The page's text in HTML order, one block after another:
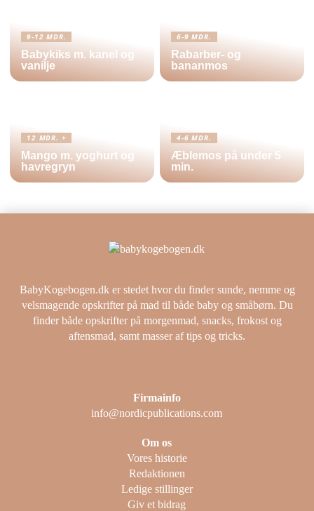
9-12 MDR.
Babykiks m. kanel og
vanilje
6-9 MDR.
Rabarber- og
bananmos
12 MDR. +
Mango m. yoghurt og
havregryn
4-6 MDR.
Æblemos på under 5
min.
BabyKogebogen.dk er stedet hvor du finder sunde, nemme og
velsmagende opskrifter på mad til både baby og småbørn. Du
finder både opskrifter på morgenmad, snacks, frokost og
aftensmad, samt masser af tips og tricks.
Firmainfo
info@nordicpublications.com
Om os
Vores historie
Redaktionen
Ledige stillinger
Giv et bidrag